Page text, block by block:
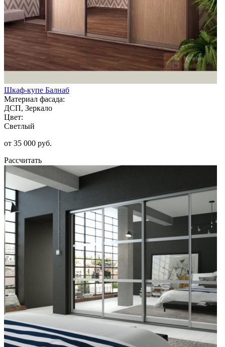
Шкаф-купе Балнаб
Материал фасада:
ДСП, Зеркало
Цвет:
Светлый
от 35 000 руб.
Рассчитать